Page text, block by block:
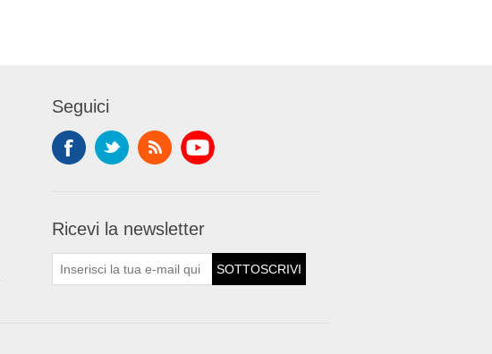
Seguici
Ricevi la newsletter
SOTTOSCRIVI